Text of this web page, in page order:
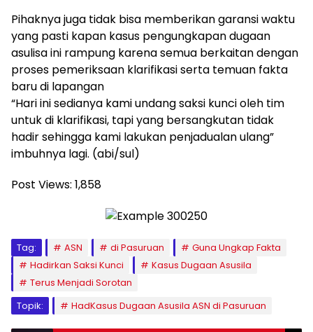
Pihaknya juga tidak bisa memberikan garansi waktu
yang pasti kapan kasus pengungkapan dugaan
asulisa ini rampung karena semua berkaitan dengan
proses pemeriksaan klarifikasi serta temuan fakta
baru di lapangan
“Hari ini sedianya kami undang saksi kunci oleh tim
untuk di klarifikasi, tapi yang bersangkutan tidak
hadir sehingga kami lakukan penjadualan ulang”
imbuhnya lagi. (abi/sul)
Post Views: 1,858
Tag: ASN di Pasuruan
Guna Ungkap Fakta
Hadirkan Saksi Kunci
Kasus Dugaan Asusila
Terus Menjadi Sorotan
Topik:
HadKasus Dugaan Asusila ASN di Pasuruan